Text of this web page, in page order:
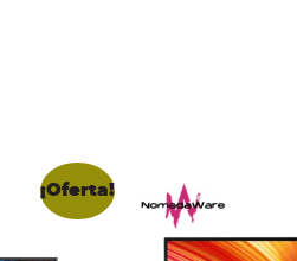
¡Oferta!